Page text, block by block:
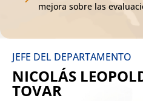
mejora sobre las
JEFE DEL DEPARTAMENTO
NICOLÁS
TOVAR